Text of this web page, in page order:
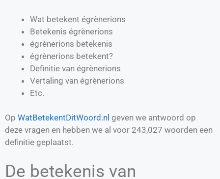
Wat betekent égrènerions
Betekenis égrènerions
égrènerions betekenis
égrènerions betekent?
Definitie van égrènerions
Vertaling van égrènerions
Etc.
Op WatBetekentDitWoord.nl geven we antwoord op
deze vragen en hebben we al voor 243,027 woorden een
definitie geplaatst.
De betekenis van